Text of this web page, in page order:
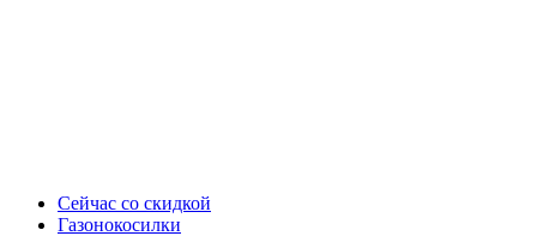
Сейчас со скидкой
Газонокосилки